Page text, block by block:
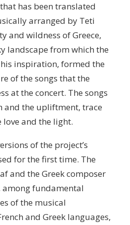
has been translated
arranged by Teti
and wildness of Greece,
landscape from which the
inspiration, formed the
of the songs that the
at the concert. The songs
and the upliftment, trace
love and the light.
of the project’s
for the first time. The
and the Greek composer
fundamental
of the musical
and Greek languages,